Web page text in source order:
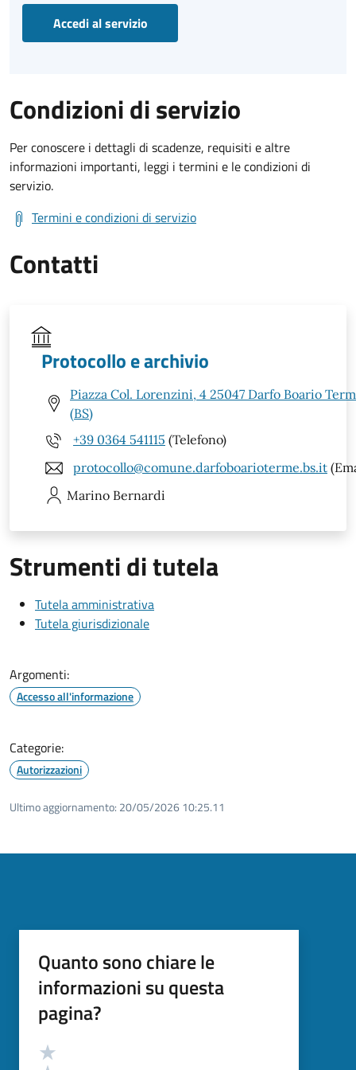
Accedi al servizio
Condizioni di servizio
Per conoscere i dettagli di scadenze, requisiti e altre
informazioni importanti, leggi i termini e le condizioni di
servizio.
Termini e condizioni di servizio
Contatti
Protocollo e archivio
Piazza Col. Lorenzini, 4 25047 Darfo Boario
(BS)
+39 0364 541115 (Telefono)
protocollo@comune.darfoboarioterme.bs.it
Marino Bernardi
Strumenti di tutela
Tutela amministrativa
Tutela giurisdizionale
Argomenti:
Accesso all'informazione
Categorie:
Autorizzazioni
Ultimo aggiornamento: 20/05/2026 10:25.11
Quanto sono chiare le
informazioni su questa
pagina?
Valutazione